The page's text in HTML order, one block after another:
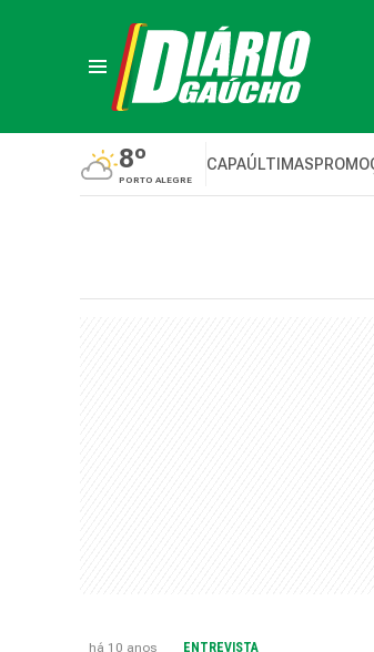
8º
PORTO ALEGRE
CAPAÚLTIMAS
há 10 anos ENTREVISTA